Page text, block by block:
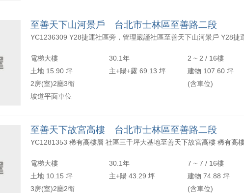
至善天下山河景戶 台北市士林區至善路二段
電梯大樓 30.1年
2 ~ 2 / 16樓
土地 15.90 坪
主+陽+露 69.13 坪
建物 107.60 坪
2房(室)2廳3衛
(含車位)
坡道平面車位
至善天下故宮高樓 台北市士林區至善路二段
電梯大樓 30.1年
7 ~ 7 / 16樓
土地 10.15 坪
主+陽 43.29 坪
建物 74.88 坪
3房(室)2廳2衛
(含車位)